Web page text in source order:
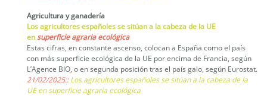
Agricultura y ganadería
Los agricultores españoles se sitúan a la cabeza de la UE
ensuperficie agraria ecológica
Estas cifras, en constante ascenso, colocan a España como el país
con más superficie ecológica de la UE por encima de Francia, según
L’Agence BIO, o en segunda posición tras el país galo, según Eurostat.
21/02/2025::Los agricultores españoles se sitúan a la cabeza de la
UE en superficie agraria ecológica